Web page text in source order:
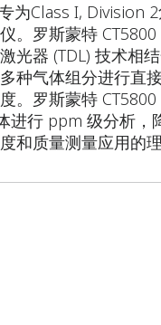
为Class I, Division
。罗斯蒙特
光器 (TDL) 技术相
种气体组分进行直
。罗斯蒙特
进行 ppm 级分析，
和质量测量应用的理